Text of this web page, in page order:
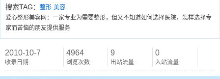
搜索TAG： 整形 美容
爱心整形美容网：一家专业为需要整形，但又不知道如何选择医院，怎样选择专
家而苦恼的朋友提供服务
2010-10-7
收录日期:
4964
浏览次数:
9
出站流量:
0
入站流量: